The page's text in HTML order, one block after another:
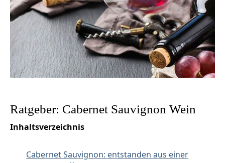
Ratgeber: Cabernet Sauvignon Wein
Inhaltsverzeichnis
Cabernet Sauvignon: entstanden aus einer